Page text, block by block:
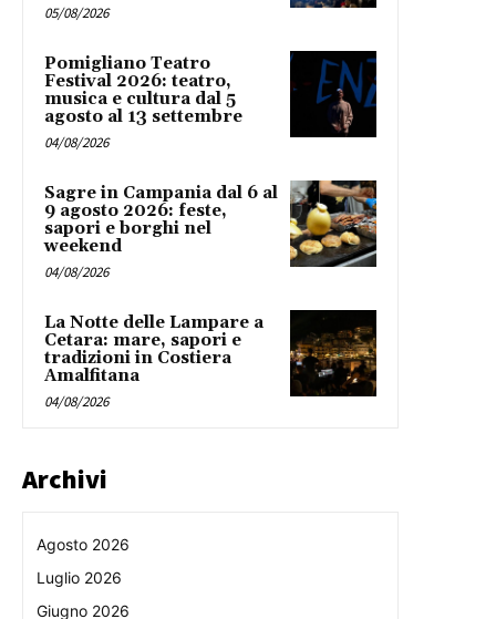
05/08/2026
Pomigliano Teatro
Festival 2026: teatro,
musica e cultura dal 5
agosto al 13 settembre
04/08/2026
Sagre in Campania dal 6 al
9 agosto 2026: feste,
sapori e borghi nel
weekend
04/08/2026
La Notte delle Lampare a
Cetara: mare, sapori e
tradizioni in Costiera
Amalfitana
04/08/2026
Archivi
Agosto 2026
Luglio 2026
Giugno 2026